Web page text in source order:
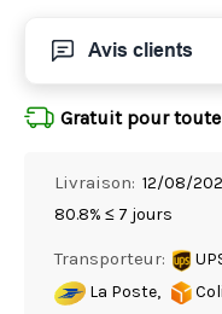
Avis clients
Gratuit pour
Livraison: 12/08/
80.8% ≤ 7 jours
Transporteur:
La Poste,